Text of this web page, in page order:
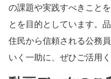
の課題や実践すべきこと
とを目的としています。
住民から信頼される公務
いく一助に、ぜひご活用く